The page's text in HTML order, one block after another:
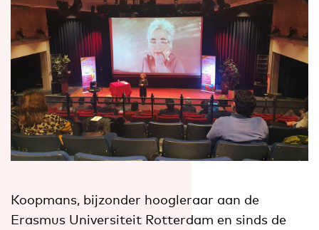
Koopmans, bijzonder hoogleraar aan de
Erasmus Universiteit Rotterdam en sinds de